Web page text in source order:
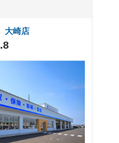
大崎店